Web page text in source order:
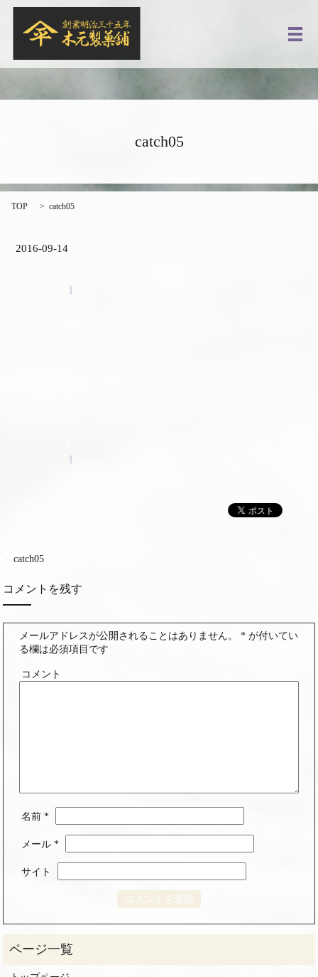
メ
catch05
TOP catch05
2016-09-14
catch05
コメントを残す
メールアドレスが公開されることはありません。 * が付いてい
る欄は必須項目です
コメント
名前*
メール*
サイト